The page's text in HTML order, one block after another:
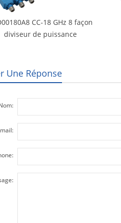
CC-18 GHz 8 façon
diviseur de puissance
Une Réponse